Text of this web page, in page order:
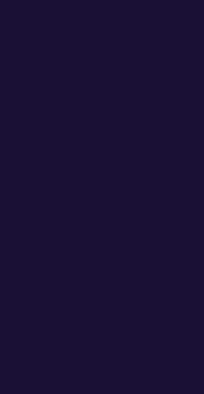
Les jeux
match-3,
dans
aiguisant